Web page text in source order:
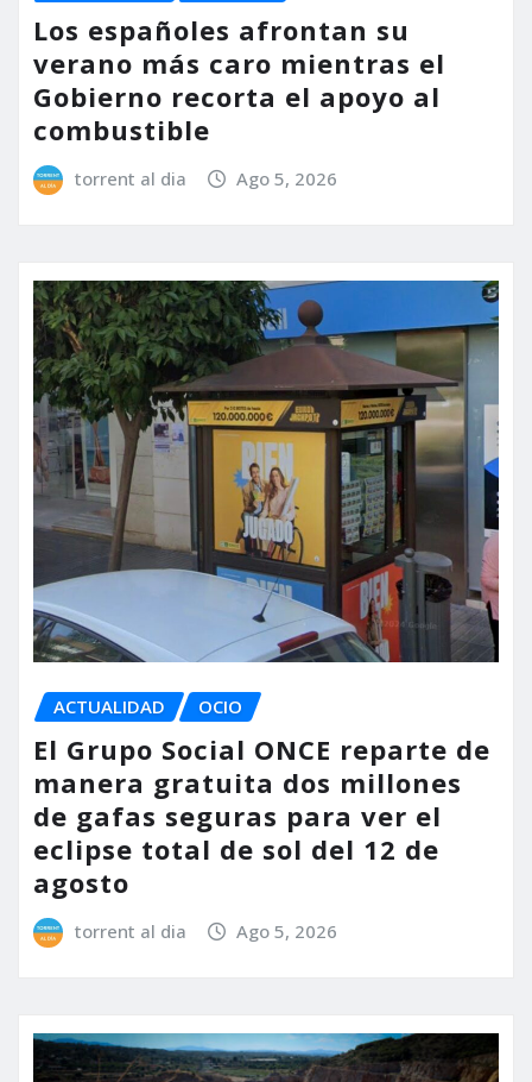
Los españoles afrontan su
verano más caro mientras el
Gobierno recorta el apoyo al
combustible
torrent al dia Ago 5, 2026
ACTUALIDAD OCIO
El Grupo Social ONCE reparte de
manera gratuita dos millones
de gafas seguras para ver el
eclipse total de sol del 12 de
agosto
torrent al dia Ago 5, 2026